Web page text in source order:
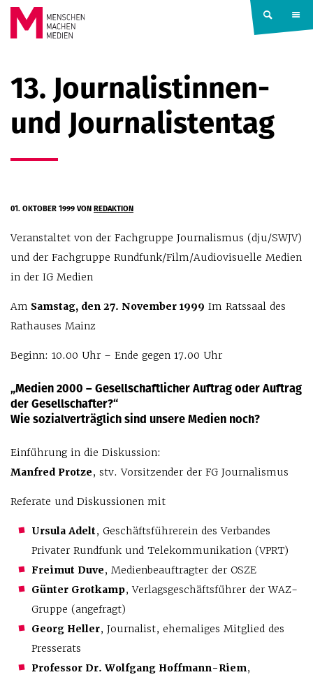
Springe zum Inhalt
MACHEN
MEDIEN
13. Journalistinnen-
und Journalistentag
01. OKTOBER 1999VONREDAKTION
Veranstaltet von der Fachgruppe Journalismus (dju/SWJV)
und der Fachgruppe Rundfunk/Film/Audiovisuelle Medien
in der IG Medien
Am Samstag, den 27. November 1999 Im Ratssaal des
Rathauses Mainz
Beginn: 10.00 Uhr – Ende gegen 17.00 Uhr
„Medien 2000 – Gesellschaftlicher Auftrag oder Auftrag
der Gesellschafter?“
Wie sozialverträglich sind unsere Medien noch?
Einführung in die Diskussion:
Manfred Protze, stv. Vorsitzender der FG Journalismus
Referate und Diskussionen mit
Ursula Adelt, Geschäftsführerein des Verbandes
Privater Rundfunk und Telekommunikation (VPRT)
Freimut Duve, Medienbeauftragter der OSZE
Günter Grotkamp, Verlagsgeschäftsführer der WAZ-
Gruppe (angefragt)
Georg Heller, Journalist, ehemaliges Mitglied des
Presserats
Professor Dr. Wolfgang Hoffmann-Riem,